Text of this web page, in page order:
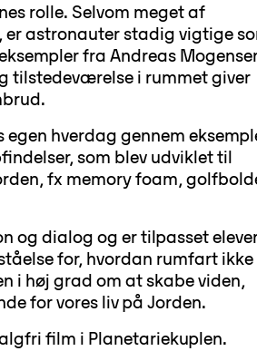
rolle. Selvom meget af
astronauter stadig vigtige
fra Andreas
tilstedeværelse i rummet giver
egen hverdag gennem
som blev udviklet til
fx memory foam,
og dialog og er tilpasset
for, hvordan rumfart ikke
i høj grad om at skabe viden,
for vores liv på Jorden.
film i Planetariekuplen.